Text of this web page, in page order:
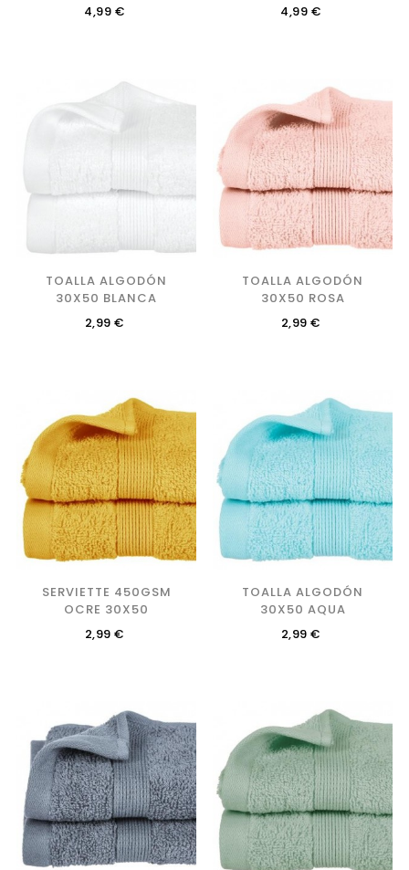
Precio
4,99 € Precio
4,99 €
TOALLA ALGODÓN
30X50 BLANCA
Precio
2,99 €
TOALLA ALGODÓN
30X50 ROSA
Precio
2,99 €
SERVIETTE 450GSM
OCRE 30X50
Precio
2,99 €
TOALLA ALGODÓN
30X50 AQUA
Precio
2,99 €